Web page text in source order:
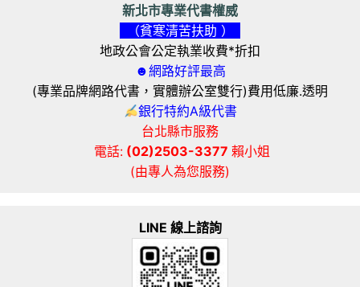
新北市專業代書權威
（貧寒清苦扶助 ）
地政公會公定執業收費*折扣
☻網路好評最高
(專業品牌網路代書，實體辦公室雙行)費用低廉.透明
銀行特約A級代書
台北縣市服務
電話: (02)2503-3377 賴小姐
(由專人為您服務)
LINE 線上諮詢